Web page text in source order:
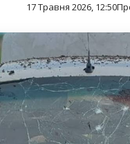
17 Травня 2026, 12:50